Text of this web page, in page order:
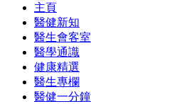
主頁
醫健新知
醫生會客室
醫學通識
健康精選
醫生專欄
醫健一分鐘